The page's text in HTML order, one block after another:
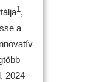
1,
a
2024